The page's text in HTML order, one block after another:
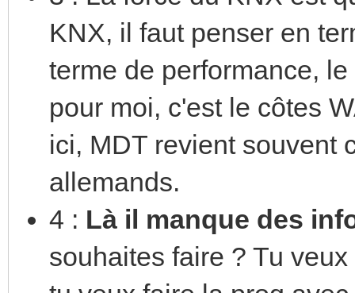
KNX, il faut penser en
terme de performance,
pour moi, c'est le côtes
ici, MDT revient souvent
allemands.
4 : Là il manque des
souhaites faire ? Tu